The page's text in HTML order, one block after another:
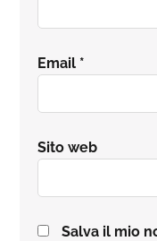
Email *
Sito web
Salva il mio